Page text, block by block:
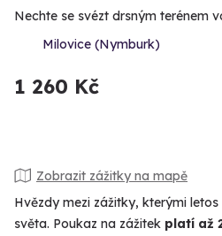
Nechte se svézt drsným terénem
Milovice (Nymburk)
1 260 Kč
Zobrazit zážitky na mapě
Hvězdy mezi zážitky, kterými
světa. Poukaz na zážitek platí až